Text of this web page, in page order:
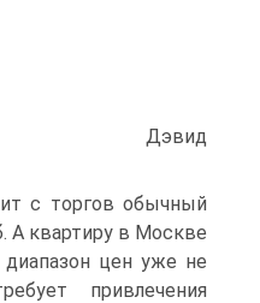
с торгов обычный
А квартиру в Москве
диапазон цен уже не
привлечения